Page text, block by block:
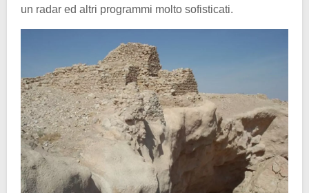
un radar ed altri programmi molto sofisticati.